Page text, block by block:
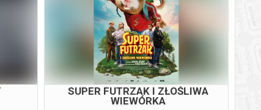
SUPER FUTRZAK I ZŁOŚLIWA
WIEWÓRKA